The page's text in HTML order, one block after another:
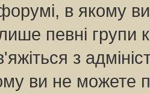
в якому
певні групи
з
ви не можете